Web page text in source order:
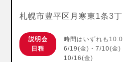
札幌市豊平区月寒東1条3
説明会
日程
時間はいずれも
6/19(金)・7/10(金)
10/16(金)